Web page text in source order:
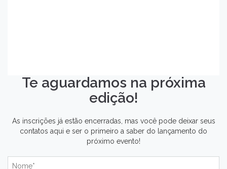
Te aguardamos na próxima
edição!
As inscrições já estão encerradas, mas você pode deixar seus
contatos aqui e ser o primeiro a saber do lançamento do
próximo evento!